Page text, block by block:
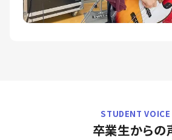
STUDENT VOICE
卒業生からの